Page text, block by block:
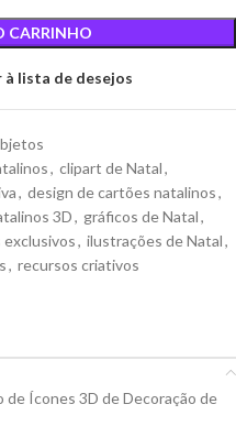
CARRINHO
lista de desejos
, clipart de Natal,
, design de cartões natalinos,
3D, gráficos de Natal,
exclusivos, ilustrações de Natal,
, recursos criativos
Ícones 3D de Decoração de